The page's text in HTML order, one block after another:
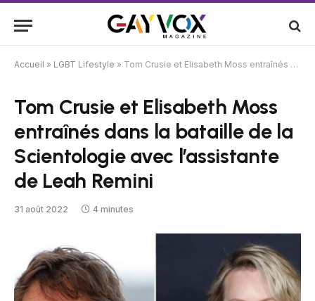
Accueil » LGBT Lifestyle » Tom Crusie et Elisabeth Moss entraînés dans la bataille de la Scientologie avec l’assistante de Leah Remini
Tom Crusie et Elisabeth Moss
entraînés dans la bataille de la
Scientologie avec l’assistante
de Leah Remini
31 août 2022 4 minutes